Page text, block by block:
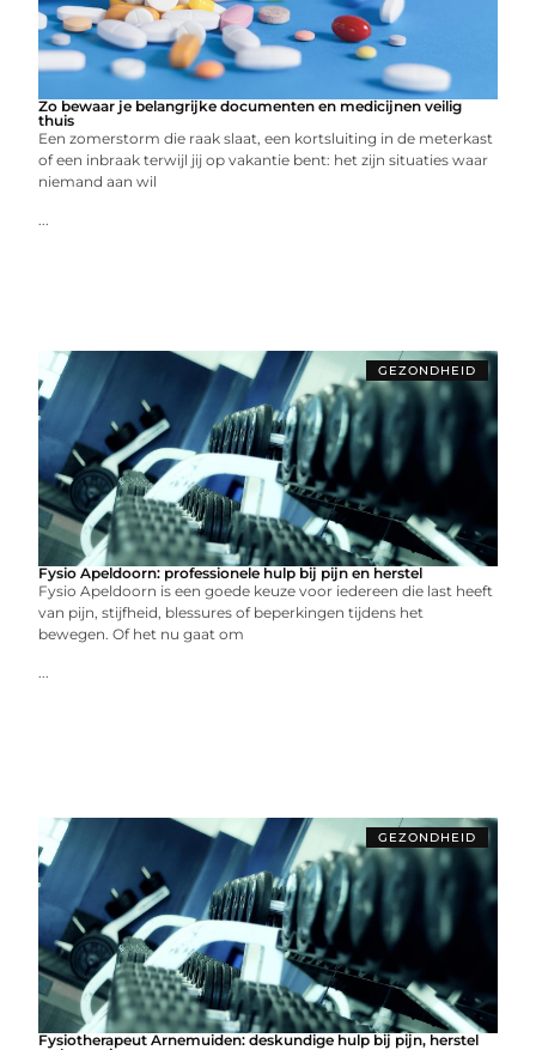
Zo bewaar je belangrijke documenten en medicijnen veilig
thuis
Een zomerstorm die raak slaat, een kortsluiting in de meterkast
of een inbraak terwijl jij op vakantie bent: het zijn situaties waar
niemand aan wil
...
GEZONDHEID
Fysio Apeldoorn: professionele hulp bij pijn en herstel
Fysio Apeldoorn is een goede keuze voor iedereen die last heeft
van pijn, stijfheid, blessures of beperkingen tijdens het
bewegen. Of het nu gaat om
...
GEZONDHEID
Fysiotherapeut Arnemuiden: deskundige hulp bij pijn, herstel